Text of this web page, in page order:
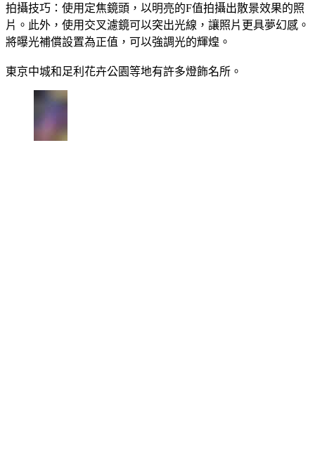
拍攝技巧：使用定焦鏡頭，以明亮的F值拍攝出散景效果的照
片。此外，使用交叉濾鏡可以突出光線，讓照片更具夢幻感。
將曝光補償設置為正值，可以強調光的輝煌。
東京中城和足利花卉公園等地有許多燈飾名所。